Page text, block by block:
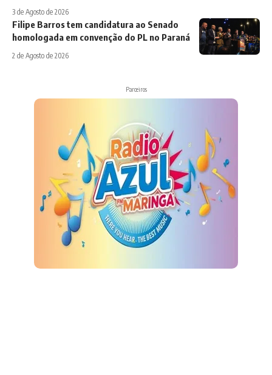
3 de Agosto de 2026
Filipe Barros tem candidatura ao Senado
homologada em convenção do PL no Paraná
2 de Agosto de 2026
Parceiros